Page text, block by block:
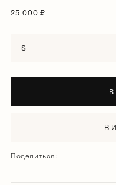
25 000 ₽
S
В
Поделиться: